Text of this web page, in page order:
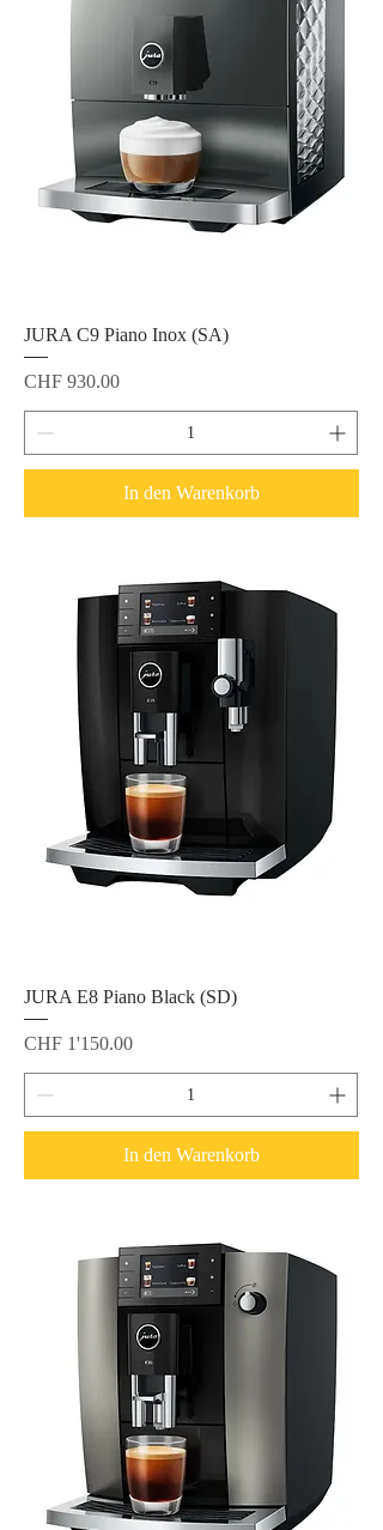
JURA C9 Piano Inox (SA)
Preis
CHF 930.00
In den Warenkorb
JURA E8 Piano Black (SD)
Preis
CHF 1'150.00
In den Warenkorb